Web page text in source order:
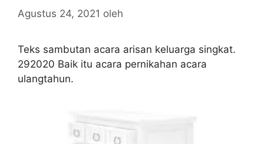
Agustus 24, 2021 oleh
Teks sambutan acara arisan keluarga singkat.
292020 Baik itu acara pernikahan acara
ulangtahun.